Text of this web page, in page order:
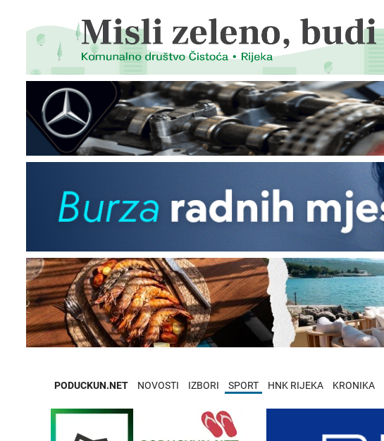
PODUCKUN.NET NOVOSTI IZBORI SPORT HNK RIJEKA KRONIKA